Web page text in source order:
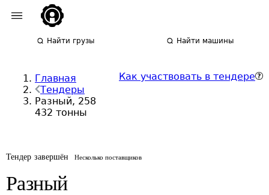
Найти грузы Найти машины
Главная
Тендеры
Разный, 258
432 тонны
Как участвовать в тендере
Тендер завершён Несколько поставщиков
Разный